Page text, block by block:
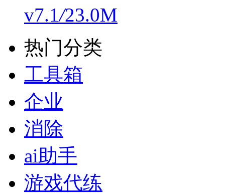
v7.1/23.0M
热门分类
工具箱
企业
消除
ai助手
游戏代练